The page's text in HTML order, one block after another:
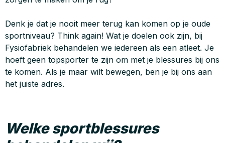
Denk je dat je nooit meer terug kan komen op je oude
sportniveau? Think again! Wat je doelen ook zijn, bij
Fysiofabriek behandelen we iedereen als een atleet. Je
hoeft geen topsporter te zijn om met je blessures bij ons
te komen. Als je maar wilt bewegen, ben je bij ons aan
het juiste adres.
Welke sportblessures